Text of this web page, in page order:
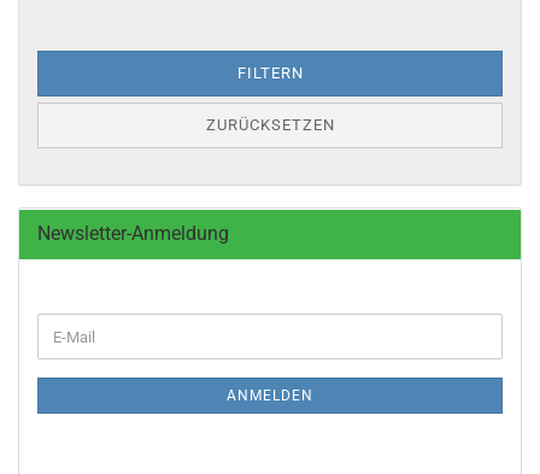
FILTERN
ZURÜCKSETZEN
Newsletter-Anmeldung
ZUR
E-
Mail
ANMELDEN